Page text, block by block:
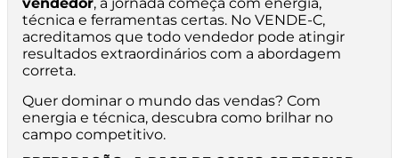
técnica e ferramentas certas. No VENDE-C,
acreditamos que todo vendedor pode atingir
resultados extraordinários com a abordagem
correta.
Quer dominar o mundo das vendas? Com
energia e técnica, descubra como brilhar no
campo competitivo.